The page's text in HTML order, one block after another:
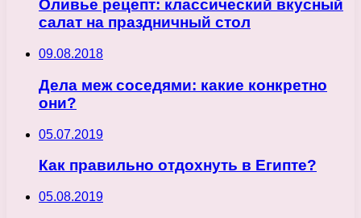
Оливье рецепт: классический вкусный
салат на праздничный стол
09.08.2018
Дела меж соседями: какие конкретно
они?
05.07.2019
Как правильно отдохнуть в Египте?
05.08.2019